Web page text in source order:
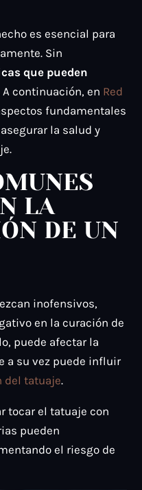
es esencial para
Sin
que pueden
A continuación, en Red
fundamentales
la salud y
LA
DE UN
inofensivos,
en la curación de
puede afectar la
a su vez puede influir
del tatuaje.
tocar el tatuaje con
pueden
el riesgo de